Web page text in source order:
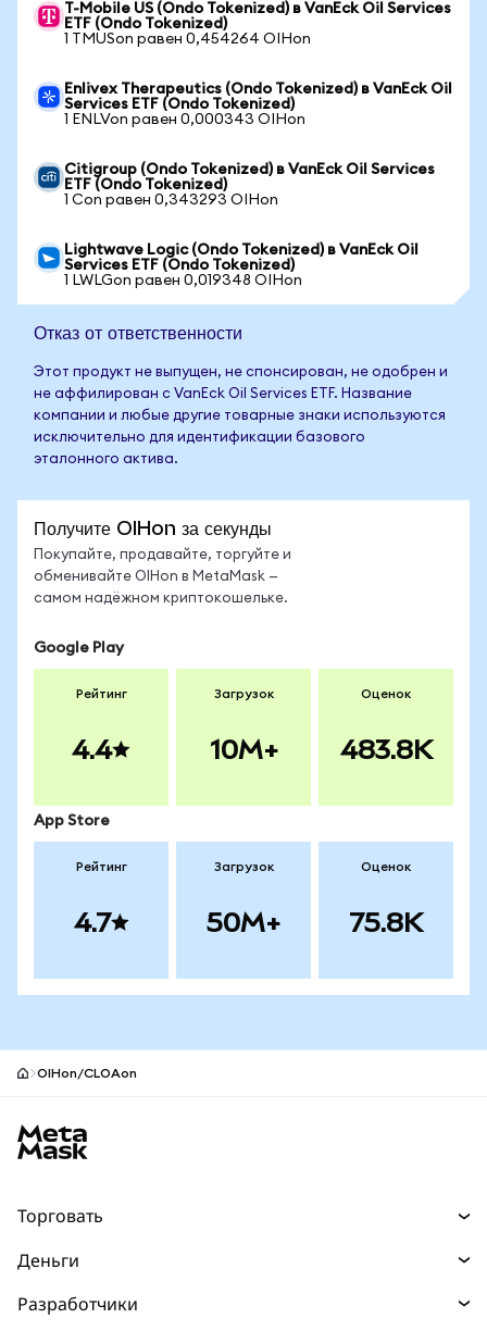
T-Mobile US (Ondo Tokenized) в VanEck Oil Services
ETF (Ondo Tokenized)
1 TMUSon равен 0,454264 OIHon
Enlivex Therapeutics (Ondo Tokenized) в VanEck Oil
Services ETF (Ondo Tokenized)
1 ENLVon равен 0,000343 OIHon
Citigroup (Ondo Tokenized) в VanEck Oil Services
ETF (Ondo Tokenized)
1 Con равен 0,343293 OIHon
Lightwave Logic (Ondo Tokenized) в VanEck Oil
Services ETF (Ondo Tokenized)
1 LWLGon равен 0,019348 OIHon
Отказ от ответственности
Этот продукт не выпущен, не спонсирован, не одобрен и
не аффилирован с VanEck Oil Services ETF. Название
компании и любые другие товарные знаки используются
исключительно для идентификации базового
эталонного актива.
Получите OIHon за секунды
Покупайте, продавайте, торгуйте и
обменивайте OIHon в MetaMask —
самом надёжном криптокошельке.
Google Play
Рейтинг
4.4
Загрузок
10M+
Оценок
483.8K
App Store
Рейтинг
4.7
Загрузок
50M+
Оценок
75.8K
OIHon/CLOAon
Торговать
Прогнозы
Деньги
Разработчики